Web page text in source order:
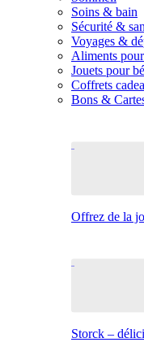
Soins & bain
Sécurité &
Voyages &
Aliments
Jouets pour
Coffrets
Bons &
Offrez de la
Storck –